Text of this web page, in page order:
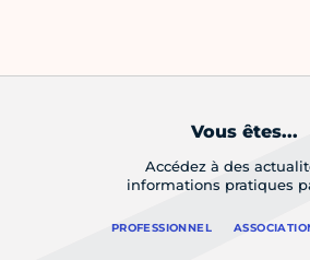
Vous êtes...
Accédez à des
informations pratiques
PROFESSIONNEL